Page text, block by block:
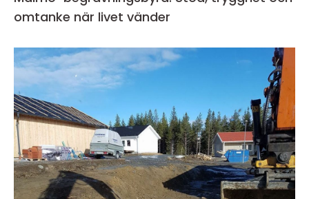
omtanke när livet vänder